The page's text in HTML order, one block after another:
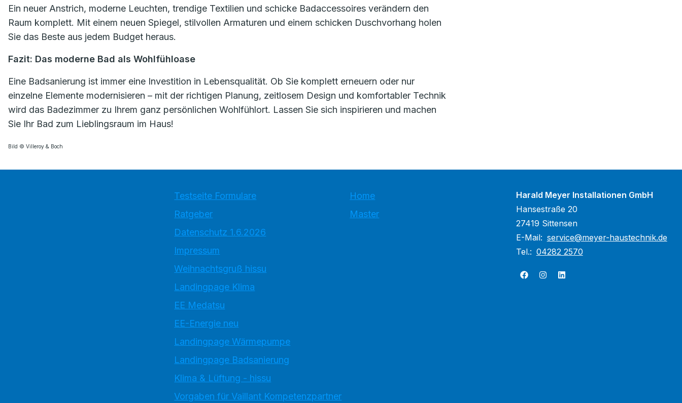
Ein neuer Anstrich, moderne Leuchten, trendige Textilien und schicke Badaccessoires verändern den
Raum komplett. Mit einem neuen Spiegel, stilvollen Armaturen und einem schicken Duschvorhang holen
Sie das Beste aus jedem Budget heraus.
Fazit: Das moderne Bad als Wohlfühloase
Eine Badsanierung ist immer eine Investition in Lebensqualität. Ob Sie komplett erneuern oder nur
einzelne Elemente modernisieren – mit der richtigen Planung, zeitlosem Design und komfortabler Technik
wird das Badezimmer zu Ihrem ganz persönlichen Wohlfühlort. Lassen Sie sich inspirieren und machen
Sie Ihr Bad zum Lieblingsraum im Haus!
Bild © Villeroy & Boch
Testseite Formulare
Ratgeber
Datenschutz 1.6.2026
Impressum
Weihnachtsgruß hissu
Landingpage Klima
EE Medatsu
EE-Energie neu
Landingpage Wärmepumpe
Landingpage Badsanierung
Klima & Lüftung - hissu
Vorgaben für Vaillant Kompetenzpartner
Home
Master
Harald Meyer Installationen GmbH
Hansestraße 20
27419 Sittensen
E-Mail: service@meyer-haustechnik.de
Tel.: 04282 2570